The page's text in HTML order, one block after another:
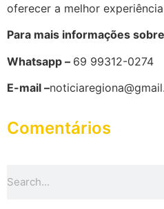
oferecer a melhor
Para mais informações
Whatsapp – 69 99312-0274
E-mail –
Comentários